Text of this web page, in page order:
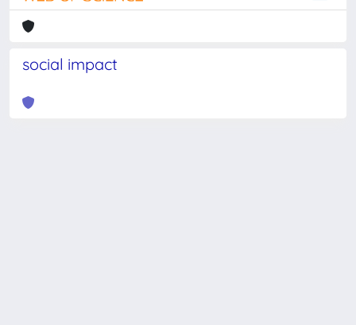
social impact